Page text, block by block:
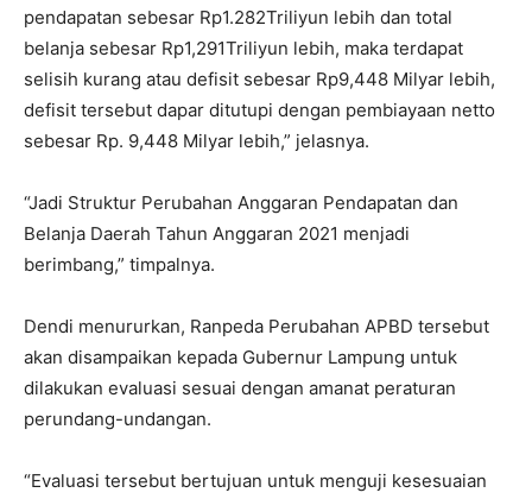
pendapatan sebesar Rp1.282Triliyun lebih dan total
belanja sebesar Rp1,291Triliyun lebih, maka terdapat
selisih kurang atau defisit sebesar Rp9,448 Milyar lebih,
defisit tersebut dapar ditutupi dengan pembiayaan netto
sebesar Rp. 9,448 Milyar lebih,” jelasnya.
“Jadi Struktur Perubahan Anggaran Pendapatan dan
Belanja Daerah Tahun Anggaran 2021 menjadi
berimbang,” timpalnya.
Dendi menururkan, Ranpeda Perubahan APBD tersebut
akan disampaikan kepada Gubernur Lampung untuk
dilakukan evaluasi sesuai dengan amanat peraturan
perundang-undangan.
“Evaluasi tersebut bertujuan untuk menguji kesesuaian